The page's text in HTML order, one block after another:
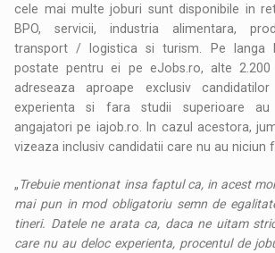
cele mai multe joburi sunt disponibile in
BPO, servicii, industria alimentara,
transport / logistica si turism. Pe langa
postate pentru ei pe eJobs.ro, alte
adreseaza aproape exclusiv
experienta si fara studii superioare
angajatori pe iajob.ro. In cazul acestora,
vizeaza inclusiv candidatii care nu au niciun
„Trebuie mentionat insa faptul ca, in acest
mai pun in mod obligatoriu semn de
tineri. Datele ne arata ca, daca ne uitam
care nu au deloc experienta, procentul de